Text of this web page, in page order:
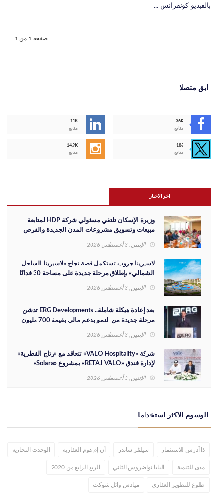
بالفيديو كونفرانس ...
صفحة 1 من 1
ابق متصلا
14K
متابع
36K
متابع
14,9K
متابع
186
متابع
اخر الاخبار
وزيرة الإسكان تلتقي مسئولي شركة HDP لمتابعة
مبيعات وتسويق مشروعات المدن الجديدة والفرص
الإثنين, 3 أغسطس 2026
لاسيرينا جروب تستكمل قصة نجاح «لاسيرينا الساحل
الشمالي» بإطلاق مرحلة جديدة على مساحة 30 فدانًا
الإثنين, 3 أغسطس 2026
بعد إعادة هيكلة شاملة.. ERG Developments تدشن
مرحلة جديدة من النمو بدعم مالي بقيمة 700 مليون
الإثنين, 3 أغسطس 2026
شركة «VALO Hospitality» تتعاقد مع «رتاج القطرية»
لإدارة فندق «RETAJ VALO» بمشروع «Solara»
الإثنين, 3 أغسطس 2026
الوسوم الاكثر استخداما
ذا آدرس للاستثمار سيلڤر ساندز أن إم هوم العقارية الوحدت التجارية
مدى للتنمية البابا تواضروس الثاني الربع الرابع من 2020
طلوع للتطوير العقاري ميادس وائل شوكت